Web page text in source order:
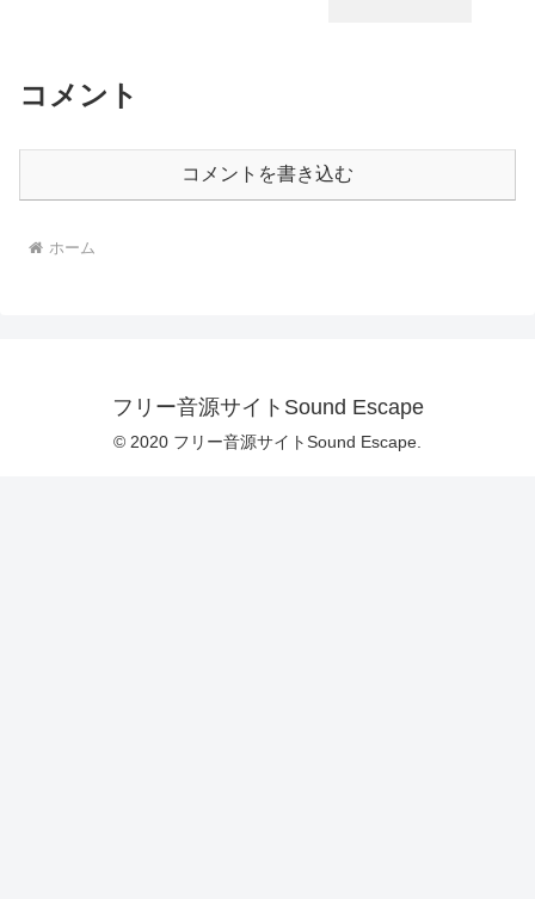
コメント
コメントを書き込む
ホーム
フリー音源サイトSound Escape
© 2020 フリー音源サイトSound Escape.